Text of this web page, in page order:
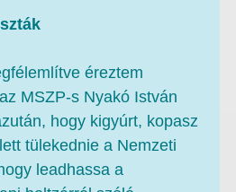
éreztem
MSZP-s Nyakó István
hogy kigyúrt, kopasz
tülekednie a Nemzeti
leadhassa a